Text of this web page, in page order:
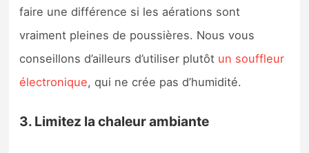
faire une différence si les aérations sont
vraiment pleines de poussières. Nous vous
conseillons d’ailleurs d’utiliser plutôt un souffleur
électronique, qui ne crée pas d’humidité.
3. Limitez la chaleur ambiante